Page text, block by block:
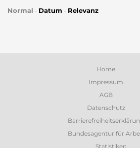
Normal - Datum - Relevanz
Home
Impressum
AGB
Datenschutz
Bundesagentur für
Statistiken